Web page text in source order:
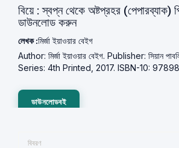
বিয়ে : স্বপ্ন থেকে অষ্টপ্রহর (পেপারব্যাক)
ডাউনলোড করুন
লেখক :মির্জা ইয়াওয়ার বেইগ
Author: মির্জা ইয়াওয়ার বেইগ. Publisher: সিয়ান
Series: 4th Printed, 2017. ISBN-10:
ডাউনলোডবই
বিবরণ